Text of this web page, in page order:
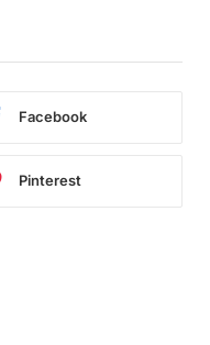
Facebook
Pinterest